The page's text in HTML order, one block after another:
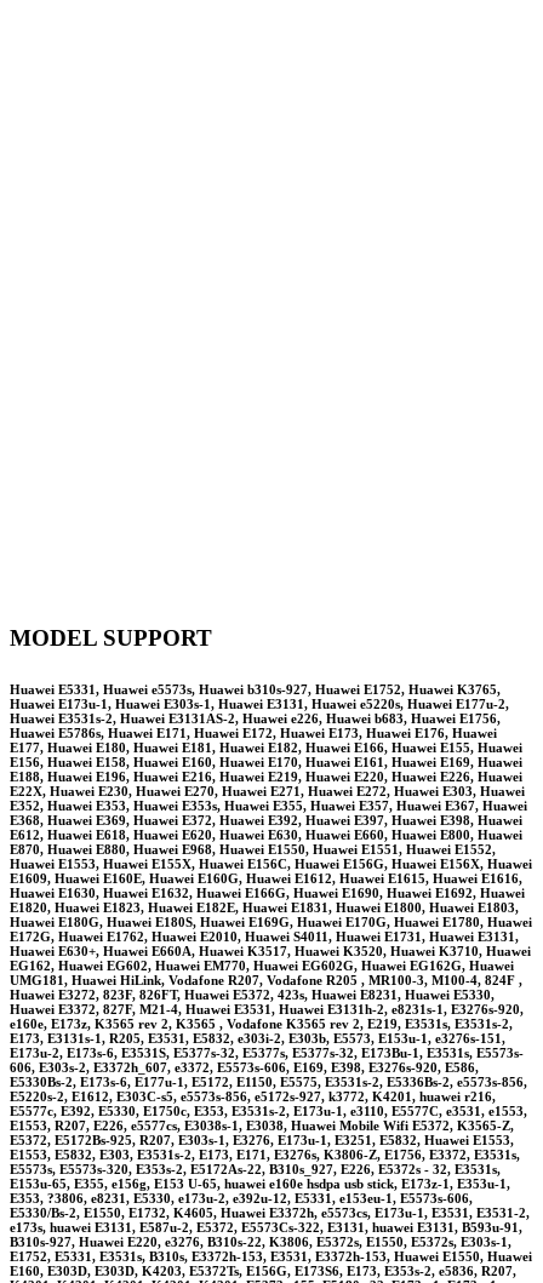
MODEL SUPPORT
Huawei E5331, Huawei e5573s, Huawei b310s-927, Huawei E1752, Huawei K3765,
Huawei E173u-1, Huawei E303s-1, Huawei E3131, Huawei e5220s, Huawei E177u-2,
Huawei E3531s-2, Huawei E3131AS-2, Huawei e226, Huawei b683, Huawei E1756,
Huawei E5786s, Huawei E171, Huawei E172, Huawei E173, Huawei E176, Huawei
E177, Huawei E180, Huawei E181, Huawei E182, Huawei E166, Huawei E155, Huawei
E156, Huawei E158, Huawei E160, Huawei E170, Huawei E161, Huawei E169, Huawei
E188, Huawei E196, Huawei E216, Huawei E219, Huawei E220, Huawei E226, Huawei
E22X, Huawei E230, Huawei E270, Huawei E271, Huawei E272, Huawei E303, Huawei
E352, Huawei E353, Huawei E353s, Huawei E355, Huawei E357, Huawei E367, Huawei
E368, Huawei E369, Huawei E372, Huawei E392, Huawei E397, Huawei E398, Huawei
E612, Huawei E618, Huawei E620, Huawei E630, Huawei E660, Huawei E800, Huawei
E870, Huawei E880, Huawei E968, Huawei E1550, Huawei E1551, Huawei E1552,
Huawei E1553, Huawei E155X, Huawei E156C, Huawei E156G, Huawei E156X, Huawei
E1609, Huawei E160E, Huawei E160G, Huawei E1612, Huawei E1615, Huawei E1616,
Huawei E1630, Huawei E1632, Huawei E166G, Huawei E1690, Huawei E1692, Huawei
E1820, Huawei E1823, Huawei E182E, Huawei E1831, Huawei E1800, Huawei E1803,
Huawei E180G, Huawei E180S, Huawei E169G, Huawei E170G, Huawei E1780, Huawei
E172G, Huawei E1762, Huawei E2010, Huawei S4011, Huawei E1731, Huawei E3131,
Huawei E630+, Huawei E660A, Huawei K3517, Huawei K3520, Huawei K3710, Huawei
EG162, Huawei EG602, Huawei EM770, Huawei EG602G, Huawei EG162G, Huawei
UMG181, Huawei HiLink, Vodafone R207, Vodafone R205 , MR100-3, M100-4, 824F ,
Huawei E3272, 823F, 826FT, Huawei E5372, 423s, Huawei E8231, Huawei E5330,
Huawei E3372, 827F, M21-4, Huawei E3531, Huawei E3131h-2, e8231s-1, E3276s-920,
e160e, E173z, K3565 rev 2, K3565 , Vodafone K3565 rev 2, E219, E3531s, E3531s-2,
E173, E3131s-1, R205, E3531, E5832, e303i-2, E303b, E5573, E153u-1, e3276s-151,
E173u-2, E173s-6, E3531S, E5377s-32, E5377s, E5377s-32, E173Bu-1, E3531s, E5573s-
606, E303s-2, E3372h_607, e3372, E5573s-606, E169, E398, E3276s-920, E586,
E5330Bs-2, E173s-6, E177u-1, E5172, E1150, E5575, E3531s-2, E5336Bs-2, e5573s-856,
E5220s-2, E1612, E303C-s5, e5573s-856, e5172s-927, k3772, K4201, huawei r216,
E5577c, E392, E5330, E1750c, E353, E3531s-2, E173u-1, e3110, E5577C, e3531, e1553,
E1553, R207, E226, e5577cs, E3038s-1, E3038, Huawei Mobile Wifi E5372, K3565-Z,
E5372, E5172Bs-925, R207, E303s-1, E3276, E173u-1, E3251, E5832, Huawei E1553,
E1553, E5832, E303, E3531s-2, E173, E171, E3276s, K3806-Z, E1756, E3372, E3531s,
E5573s, E5573s-320, E353s-2, E5172As-22, B310s_927, E226, E5372s - 32, E3531s,
E153u-65, E355, e156g, E153 U-65, huawei e160e hsdpa usb stick, E173z-1, E353u-1,
E353, ?3806, e8231, E5330, e173u-2, e392u-12, E5331, e153eu-1, E5573s-606,
E5330/Bs-2, E1550, E1732, K4605, Huawei E3372h, e5573cs, E173u-1, E3531, E3531-2,
e173s, huawei E3131, E587u-2, E5372, E5573Cs-322, E3131, huawei E3131, B593u-91,
B310s-927, Huawei E220, e3276, B310s-22, K3806, E5372s, E1550, E5372s, E303s-1,
E1752, E5331, E3531s, B310s, E3372h-153, E3531, E3372h-153, Huawei E1550, Huawei
E160, E303D, E303D, K4203, E5372Ts, E156G, E173S6, E173, E353s-2, e5836, R207,